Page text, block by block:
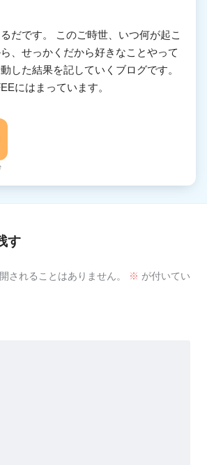
だです。 このご時世、いつ何が起こ
、せっかくだから好きなことやって
した結果を記していくブログです。
にはまっています。
す
されることはありません。 ※ が付いてい